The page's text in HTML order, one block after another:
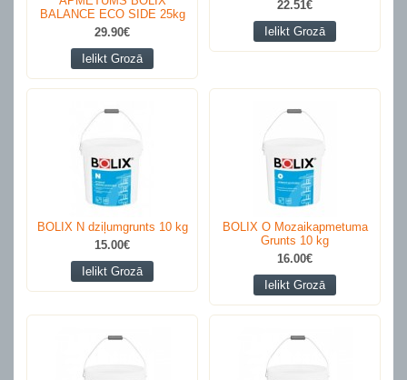
BALANCE ECO SIDE 25kg
29.90€
Ielikt Grozā
22.51€
Ielikt Grozā
BOLIX N dziļumgrunts 10 kg
15.00€
Ielikt Grozā
BOLIX O Mozaikapmetuma
Grunts 10 kg
16.00€
Ielikt Grozā